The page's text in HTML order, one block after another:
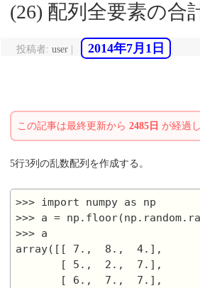
(26) 配列全要素の合
投稿者: user 2014年7月1日
この記事は最終更新から 2485日 が経過
5行3列の乱数配列を作成する。
>>> import numpy as np
>>> a =
>>> a
array([[ 7.,  8.,  4.],
       [ 5.,  2.,  7.],
       [ 6.,  7.,  7.],